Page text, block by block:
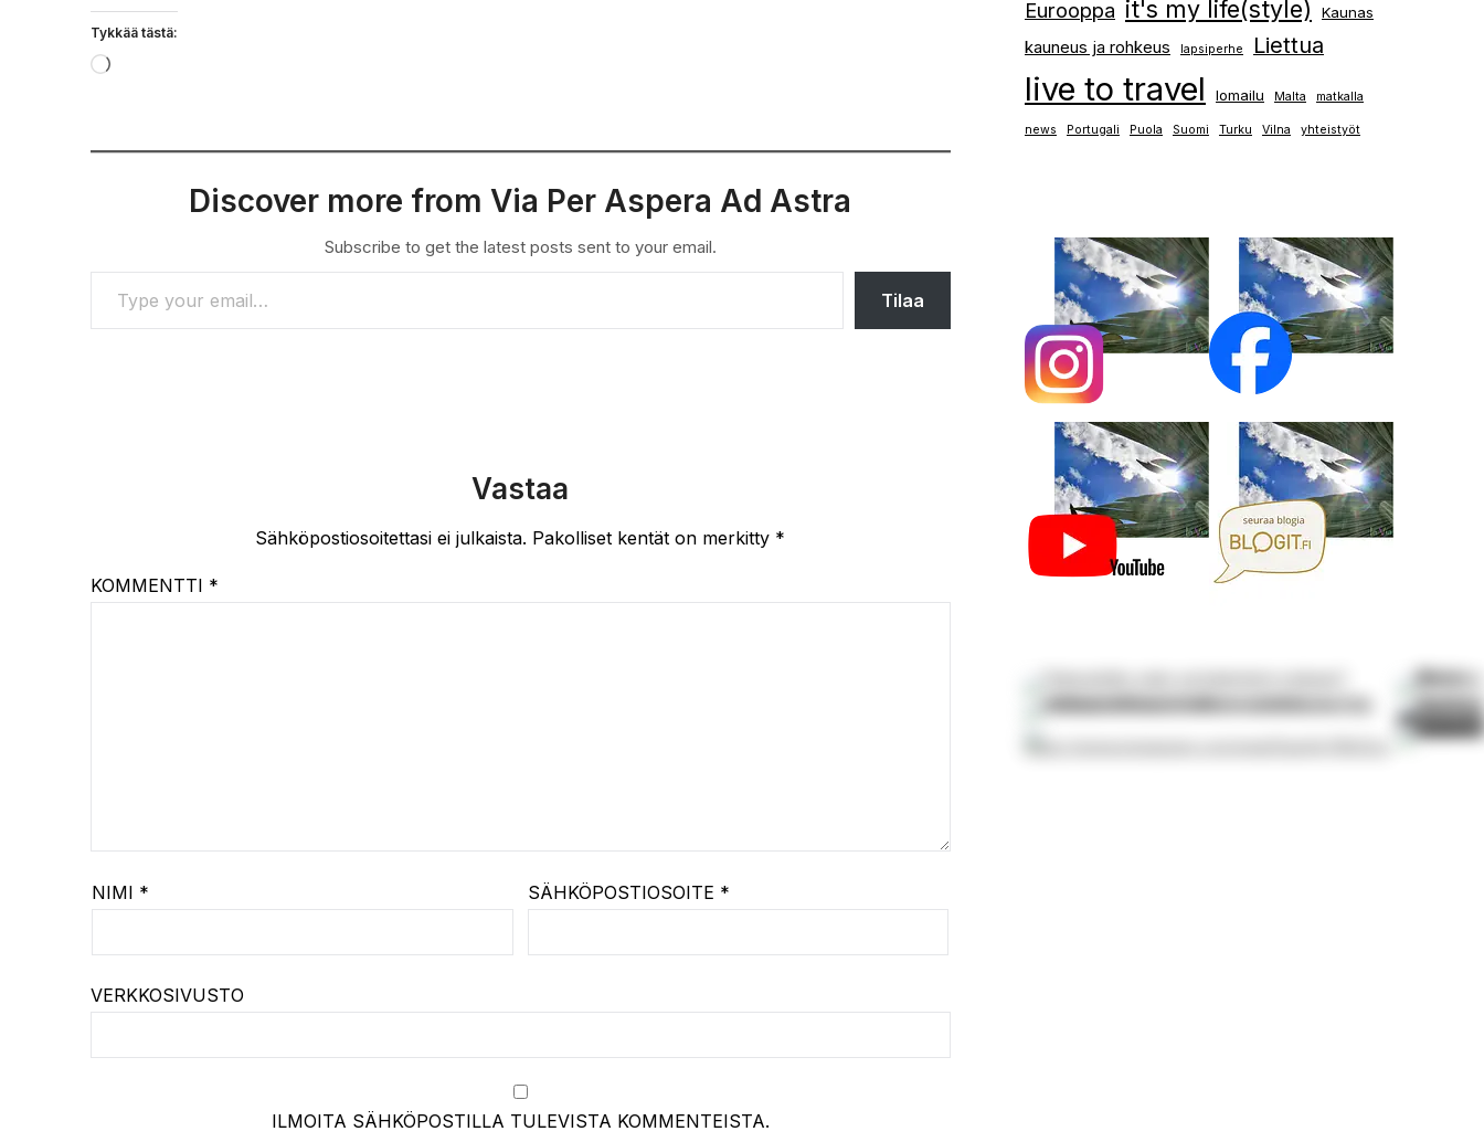
Tykkää tästä:
Loading…
Discover more from Via Per Aspera Ad Astra
Subscribe to get the latest posts sent to your email.
TYPE YOUR EMAIL…
Tilaa
Vastaa
Sähköpostiosoitettasi ei julkaista. Pakolliset kentät on merkitty *
KOMMENTTI *
NIMI * SÄHKÖPOSTIOSOITE *
VERKKOSIVUSTO
ILMOITA SÄHKÖPOSTILLA TULEVISTA KOMMENTEISTA.
Eurooppa it's my life(style) Kaunas
kauneus ja rohkeus lapsiperhe Liettua
live to travel lomailu Malta matkalla
news Portugali Puola Suomi Turku Vilna yhteistyöt